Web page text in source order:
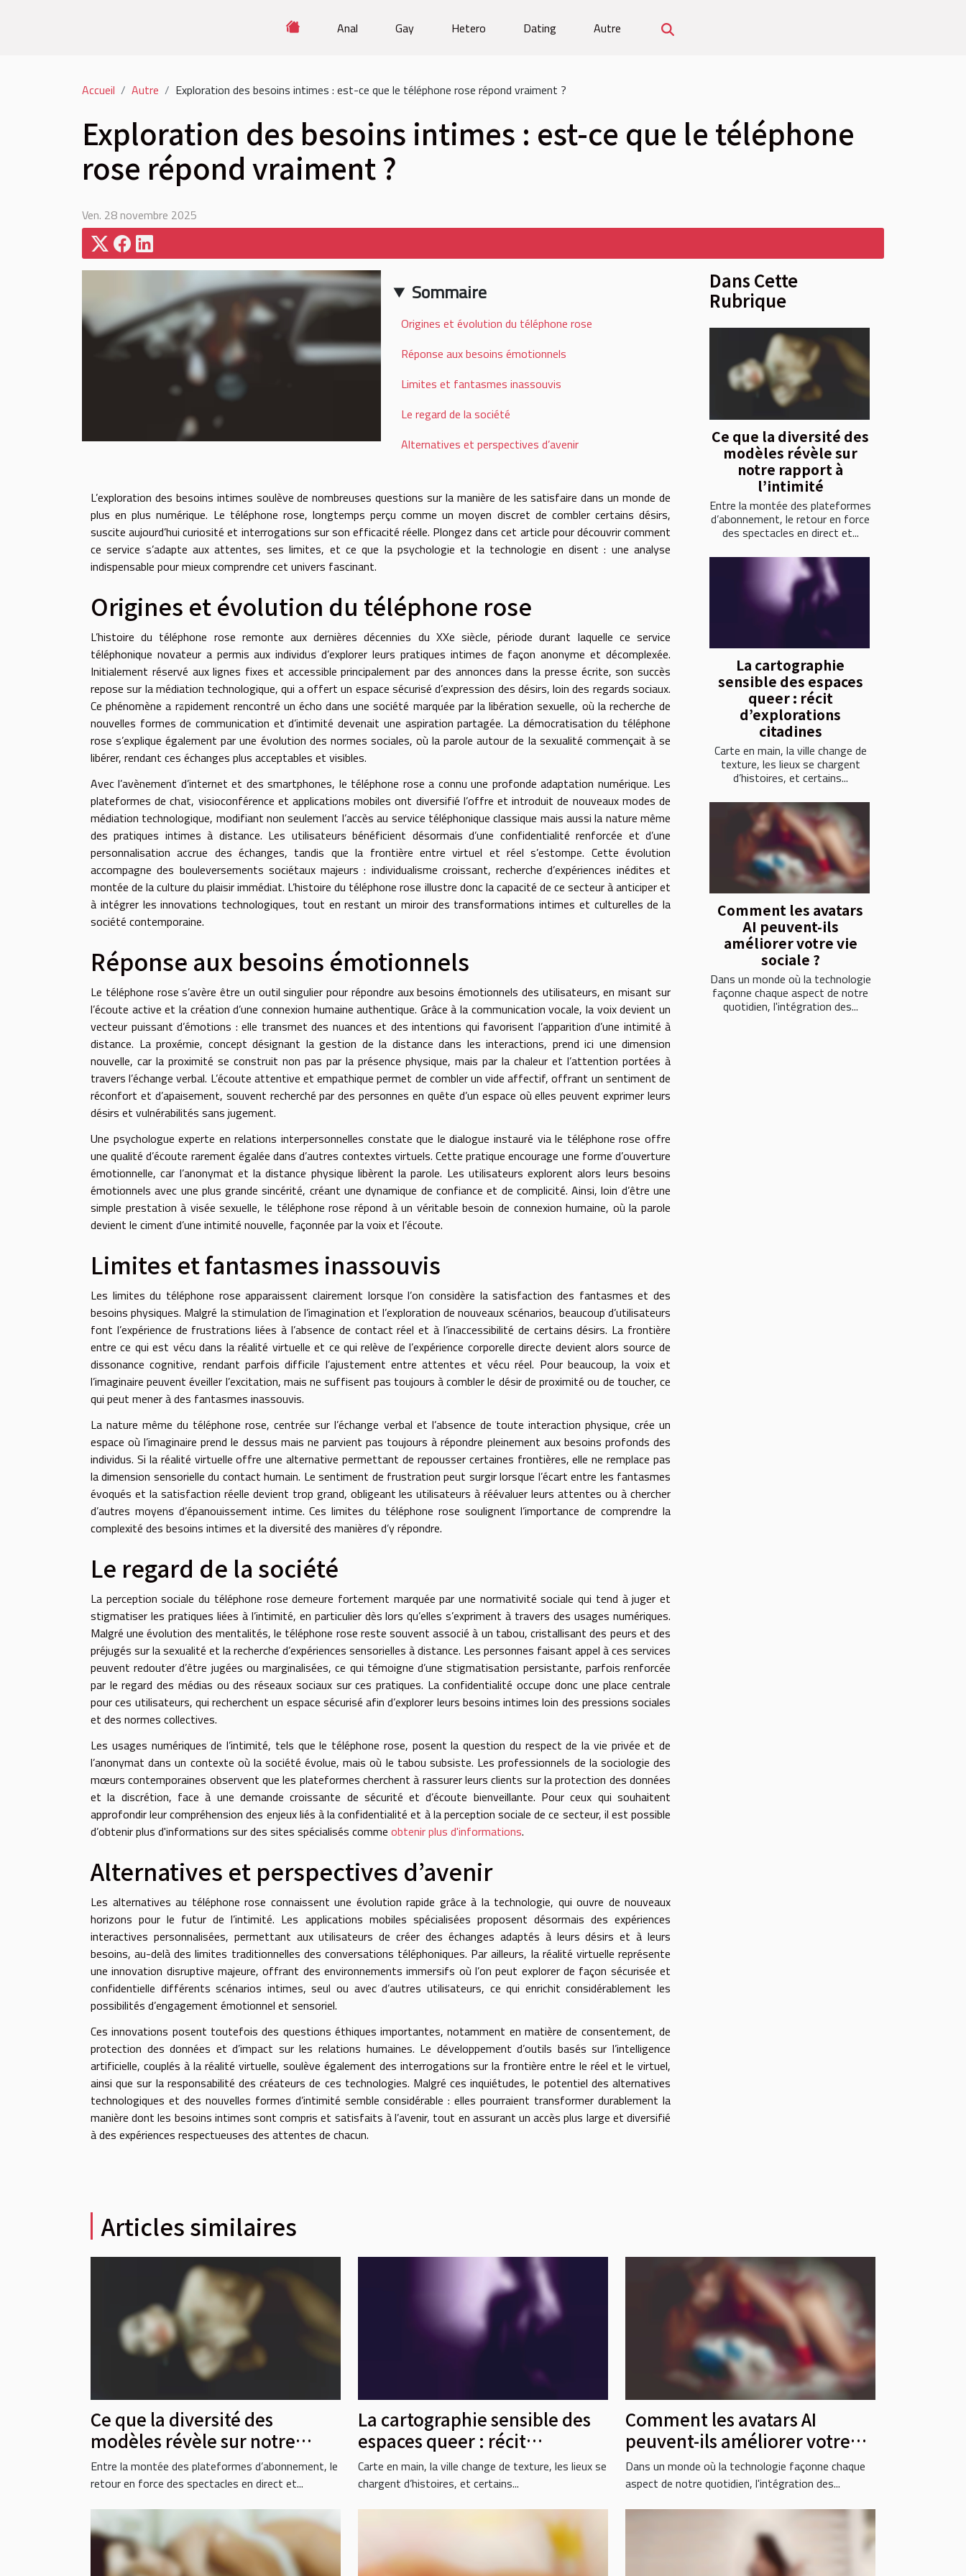
Anal Gay Hetero Dating Autre
Accueil Autre Exploration des besoins intimes : est-ce que le téléphone rose répond vraiment ?
Exploration des besoins intimes : est-ce que le téléphone
rose répond vraiment ?
Ven. 28 novembre 2025
Sommaire
Origines et évolution du téléphone rose
Réponse aux besoins émotionnels
Limites et fantasmes inassouvis
Le regard de la société
Alternatives et perspectives d’avenir
L’exploration des besoins intimes soulève de nombreuses questions sur la manière de les satisfaire dans un monde de
plus en plus numérique. Le téléphone rose, longtemps perçu comme un moyen discret de combler certains désirs,
suscite aujourd’hui curiosité et interrogations sur son efficacité réelle. Plongez dans cet article pour découvrir comment
ce service s’adapte aux attentes, ses limites, et ce que la psychologie et la technologie en disent : une analyse
indispensable pour mieux comprendre cet univers fascinant.
Origines et évolution du téléphone rose
L’histoire du téléphone rose remonte aux dernières décennies du XXe siècle, période durant laquelle ce service
téléphonique novateur a permis aux individus d’explorer leurs pratiques intimes de façon anonyme et décomplexée.
Initialement réservé aux lignes fixes et accessible principalement par des annonces dans la presse écrite, son succès
repose sur la médiation technologique, qui a offert un espace sécurisé d’expression des désirs, loin des regards sociaux.
Ce phénomène a rapidement rencontré un écho dans une société marquée par la libération sexuelle, où la recherche de
nouvelles formes de communication et d’intimité devenait une aspiration partagée. La démocratisation du téléphone
rose s’explique également par une évolution des normes sociales, où la parole autour de la sexualité commençait à se
libérer, rendant ces échanges plus acceptables et visibles.
Avec l’avènement d’internet et des smartphones, le téléphone rose a connu une profonde adaptation numérique. Les
plateformes de chat, visioconférence et applications mobiles ont diversifié l’offre et introduit de nouveaux modes de
médiation technologique, modifiant non seulement l’accès au service téléphonique classique mais aussi la nature même
des pratiques intimes à distance. Les utilisateurs bénéficient désormais d’une confidentialité renforcée et d’une
personnalisation accrue des échanges, tandis que la frontière entre virtuel et réel s’estompe. Cette évolution
accompagne des bouleversements sociétaux majeurs : individualisme croissant, recherche d’expériences inédites et
montée de la culture du plaisir immédiat. L’histoire du téléphone rose illustre donc la capacité de ce secteur à anticiper et
à intégrer les innovations technologiques, tout en restant un miroir des transformations intimes et culturelles de la
société contemporaine.
Réponse aux besoins émotionnels
Le téléphone rose s’avère être un outil singulier pour répondre aux besoins émotionnels des utilisateurs, en misant sur
l’écoute active et la création d’une connexion humaine authentique. Grâce à la communication vocale, la voix devient un
vecteur puissant d’émotions : elle transmet des nuances et des intentions qui favorisent l’apparition d’une intimité à
distance. La proxémie, concept désignant la gestion de la distance dans les interactions, prend ici une dimension
nouvelle, car la proximité se construit non pas par la présence physique, mais par la chaleur et l’attention portées à
travers l’échange verbal. L’écoute attentive et empathique permet de combler un vide affectif, offrant un sentiment de
réconfort et d’apaisement, souvent recherché par des personnes en quête d’un espace où elles peuvent exprimer leurs
désirs et vulnérabilités sans jugement.
Une psychologue experte en relations interpersonnelles constate que le dialogue instauré via le téléphone rose offre
une qualité d’écoute rarement égalée dans d’autres contextes virtuels. Cette pratique encourage une forme d’ouverture
émotionnelle, car l’anonymat et la distance physique libèrent la parole. Les utilisateurs explorent alors leurs besoins
émotionnels avec une plus grande sincérité, créant une dynamique de confiance et de complicité. Ainsi, loin d’être une
simple prestation à visée sexuelle, le téléphone rose répond à un véritable besoin de connexion humaine, où la parole
devient le ciment d’une intimité nouvelle, façonnée par la voix et l’écoute.
Limites et fantasmes inassouvis
Les limites du téléphone rose apparaissent clairement lorsque l’on considère la satisfaction des fantasmes et des
besoins physiques. Malgré la stimulation de l’imagination et l’exploration de nouveaux scénarios, beaucoup d’utilisateurs
font l’expérience de frustrations liées à l’absence de contact réel et à l’inaccessibilité de certains désirs. La frontière
entre ce qui est vécu dans la réalité virtuelle et ce qui relève de l’expérience corporelle directe devient alors source de
dissonance cognitive, rendant parfois difficile l’ajustement entre attentes et vécu réel. Pour beaucoup, la voix et
l’imaginaire peuvent éveiller l’excitation, mais ne suffisent pas toujours à combler le désir de proximité ou de toucher, ce
qui peut mener à des fantasmes inassouvis.
La nature même du téléphone rose, centrée sur l’échange verbal et l’absence de toute interaction physique, crée un
espace où l’imaginaire prend le dessus mais ne parvient pas toujours à répondre pleinement aux besoins profonds des
individus. Si la réalité virtuelle offre une alternative permettant de repousser certaines frontières, elle ne remplace pas
la dimension sensorielle du contact humain. Le sentiment de frustration peut surgir lorsque l’écart entre les fantasmes
évoqués et la satisfaction réelle devient trop grand, obligeant les utilisateurs à réévaluer leurs attentes ou à chercher
d’autres moyens d’épanouissement intime. Ces limites du téléphone rose soulignent l’importance de comprendre la
complexité des besoins intimes et la diversité des manières d’y répondre.
Le regard de la société
La perception sociale du téléphone rose demeure fortement marquée par une normativité sociale qui tend à juger et
stigmatiser les pratiques liées à l’intimité, en particulier dès lors qu’elles s’expriment à travers des usages numériques.
Malgré une évolution des mentalités, le téléphone rose reste souvent associé à un tabou, cristallisant des peurs et des
préjugés sur la sexualité et la recherche d’expériences sensorielles à distance. Les personnes faisant appel à ces services
peuvent redouter d’être jugées ou marginalisées, ce qui témoigne d’une stigmatisation persistante, parfois renforcée
par le regard des médias ou des réseaux sociaux sur ces pratiques. La confidentialité occupe donc une place centrale
pour ces utilisateurs, qui recherchent un espace sécurisé afin d’explorer leurs besoins intimes loin des pressions sociales
et des normes collectives.
Les usages numériques de l’intimité, tels que le téléphone rose, posent la question du respect de la vie privée et de
l’anonymat dans un contexte où la société évolue, mais où le tabou subsiste. Les professionnels de la sociologie des
mœurs contemporaines observent que les plateformes cherchent à rassurer leurs clients sur la protection des données
et la discrétion, face à une demande croissante de sécurité et d’écoute bienveillante. Pour ceux qui souhaitent
approfondir leur compréhension des enjeux liés à la confidentialité et à la perception sociale de ce secteur, il est possible
d’obtenir plus d'informations sur des sites spécialisés comme obtenir plus d'informations.
Alternatives et perspectives d’avenir
Les alternatives au téléphone rose connaissent une évolution rapide grâce à la technologie, qui ouvre de nouveaux
horizons pour le futur de l’intimité. Les applications mobiles spécialisées proposent désormais des expériences
interactives personnalisées, permettant aux utilisateurs de créer des échanges adaptés à leurs désirs et à leurs
besoins, au-delà des limites traditionnelles des conversations téléphoniques. Par ailleurs, la réalité virtuelle représente
une innovation disruptive majeure, offrant des environnements immersifs où l’on peut explorer de façon sécurisée et
confidentielle différents scénarios intimes, seul ou avec d’autres utilisateurs, ce qui enrichit considérablement les
possibilités d’engagement émotionnel et sensoriel.
Ces innovations posent toutefois des questions éthiques importantes, notamment en matière de consentement, de
protection des données et d’impact sur les relations humaines. Le développement d’outils basés sur l’intelligence
artificielle, couplés à la réalité virtuelle, soulève également des interrogations sur la frontière entre le réel et le virtuel,
ainsi que sur la responsabilité des créateurs de ces technologies. Malgré ces inquiétudes, le potentiel des alternatives
technologiques et des nouvelles formes d’intimité semble considérable : elles pourraient transformer durablement la
manière dont les besoins intimes sont compris et satisfaits à l’avenir, tout en assurant un accès plus large et diversifié
à des expériences respectueuses des attentes de chacun.
Dans Cette
Rubrique
Ce que la diversité des
modèles révèle sur
notre rapport à
l’intimité
Entre la montée des plateformes
d’abonnement, le retour en force
des spectacles en direct et...
La cartographie
sensible des espaces
queer : récit
d’explorations
citadines
Carte en main, la ville change de
texture, les lieux se chargent
d’histoires, et certains...
Comment les avatars
AI peuvent-ils
améliorer votre vie
sociale ?
Dans un monde où la technologie
façonne chaque aspect de notre
quotidien, l'intégration des...
Articles similaires
Ce que la diversité des
modèles révèle sur notre
rapport à l’intimité
Entre la montée des plateformes d’abonnement, le
retour en force des spectacles en direct et...
La cartographie sensible des
espaces queer : récit
d’explorations citadines
Carte en main, la ville change de texture, les lieux se
chargent d’histoires, et certains...
Comment les avatars AI
peuvent-ils améliorer votre
vie sociale ?
Dans un monde où la technologie façonne chaque
aspect de notre quotidien, l'intégration des...